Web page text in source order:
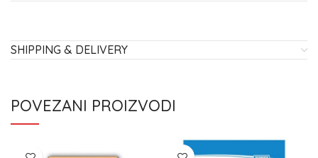
SHIPPING & DELIVERY
POVEZANI PROIZVODI